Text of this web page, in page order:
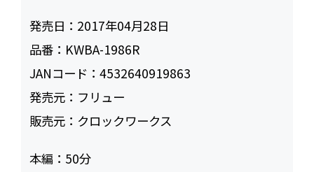
発売日： 2017年04月28日
品番： KWBA-1986R
JANコード：4532640919863
発売元： フリュー
販売元： クロックワークス
本編： 50